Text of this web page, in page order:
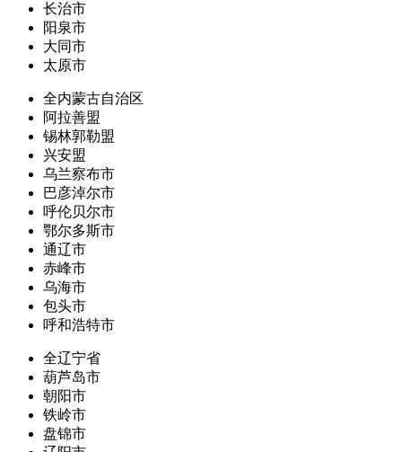
长治市
阳泉市
大同市
太原市
全内蒙古自治区
阿拉善盟
锡林郭勒盟
兴安盟
乌兰察布市
巴彦淖尔市
呼伦贝尔市
鄂尔多斯市
通辽市
赤峰市
乌海市
包头市
呼和浩特市
全辽宁省
葫芦岛市
朝阳市
铁岭市
盘锦市